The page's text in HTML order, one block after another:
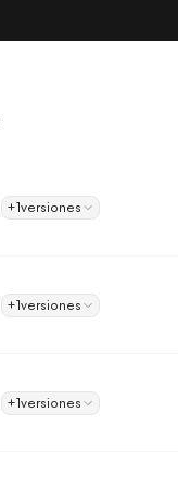
+1versiones
+1versiones
+1versiones